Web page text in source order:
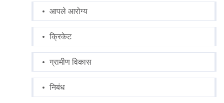
आपले आरोग्य
क्रिकेट
ग्रामीण विकास
निबंध